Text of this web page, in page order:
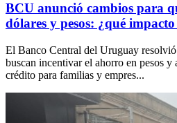
BCU anunció cambios para
dólares y pesos: ¿qué
El Banco Central del Uruguay
buscan incentivar el ahorro en pesos
crédito para familias y empres...